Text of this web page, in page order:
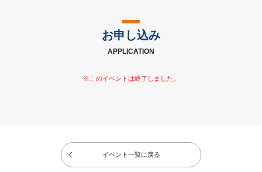
お申し込み
APPLICATION
イベント一覧に戻る